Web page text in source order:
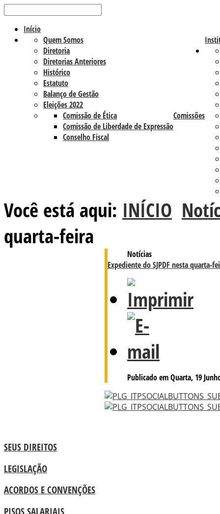
Início
Quem Somos
Diretoria
Diretorias Anteriores
Histórico
Estatuto
Balanço de Gestão
Eleições 2022
Comissões
Comissão de Ética
Comissão de Liberdade de Expressão
Conselho Fiscal
Você está aqui: INÍCIO
quarta-feira
Notícias
Expediente do SJPDF nesta quarta-
Publicado em Quarta, 19
SEUS DIREITOS
LEGISLAÇÃO
ACORDOS E CONVENÇÕES
PISOS SALARIAIS